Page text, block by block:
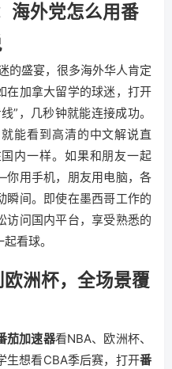
海外党怎么用番
的盛宴，很多海外华人肯定
在加拿大留学的球迷，打开
”，几秒钟就能连接成功。
能看到高清的中文解说直
内一样。如果和朋友一起
用手机，朋友用电脑，各
瞬间。即使在墨西哥工作的
访问国内平台，享受熟悉的
看球。
洲杯，全场景覆
茄加速器看NBA、欧洲杯、
生想看CBA季后赛，打开番